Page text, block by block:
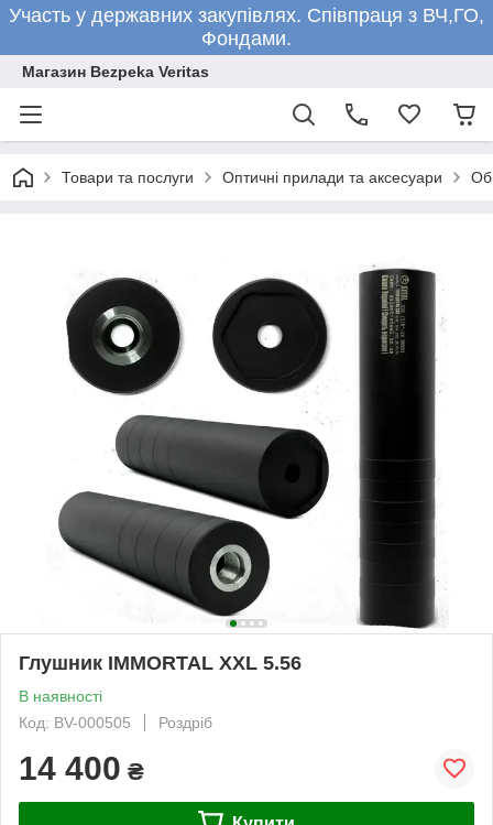
Участь у державних закупівлях. Співпраця з ВЧ,ГО,
Фондами.
Магазин Bezpeka Veritas
Товари та послуги Оптичні прилади та аксесуари
Глушник IMMORTAL XXL 5.56
В наявності
Код: BV-000505
Роздріб
14 400 ₴